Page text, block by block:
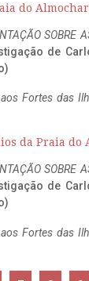
do
SOBRE
de
aos Fortes das
da Praia
SOBRE
de
aos Fortes das